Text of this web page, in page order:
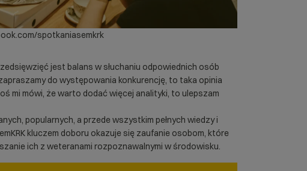
spotkaniasemkrk
jest balans w słuchaniu odpowiednich osób
do występowania konkurencję, to taka opinia
mi mówi, że warto dodać więcej analityki, to ulepszam
popularnych, a przede wszystkim pełnych wiedzy i
kluczem doboru okazuje się zaufanie osobom, które
ich z weteranami rozpoznawalnymi w środowisku.